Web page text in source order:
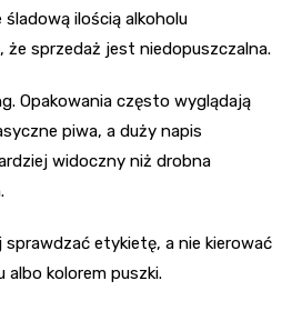
ilością alkoholu
że sprzedaż jest niedopuszczalna.
Opakowania często wyglądają
piwa, a duży napis
widoczny niż drobna
etykietę, a nie kierować
albo kolorem puszki.